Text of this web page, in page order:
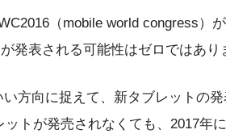
（mobile world congress）
発表される可能性はゼロではあり
い方向に捉えて、新タブレットの
ットが発売されなくても、2017年